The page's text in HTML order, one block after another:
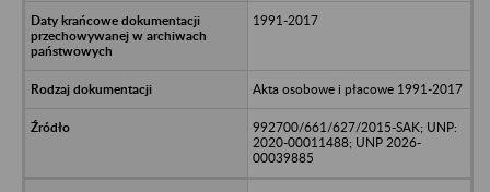
1991-2017
Akta osobowe i płacowe 1991-2017
992700/661/627/2015-SAK; UNP:
2020-00011488; UNP 2026-
00039885